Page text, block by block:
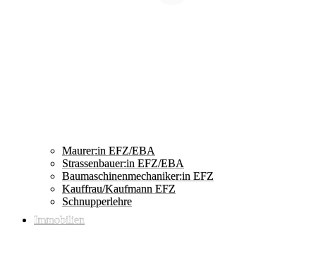
Maurer:in EFZ/EBA
Strassenbauer:in EFZ/EBA
Baumaschinenmechaniker:in EFZ
Kauffrau/Kaufmann EFZ
Schnupperlehre
Immobilien